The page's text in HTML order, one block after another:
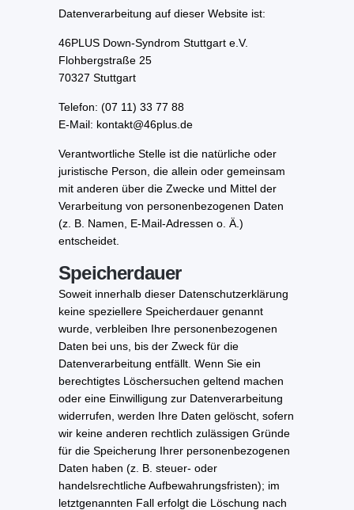
Datenverarbeitung auf dieser Website ist:
46PLUS Down-Syndrom Stuttgart e.V.
Flohbergstraße 25
70327 Stuttgart
Telefon: (07 11) 33 77 88
E-Mail: kontakt@46plus.de
Verantwortliche Stelle ist die natürliche oder
juristische Person, die allein oder gemeinsam
mit anderen über die Zwecke und Mittel der
Verarbeitung von personenbezogenen Daten
(z. B. Namen, E-Mail-Adressen o. Ä.)
entscheidet.
Speicherdauer
Soweit innerhalb dieser Datenschutzerklärung
keine speziellere Speicherdauer genannt
wurde, verbleiben Ihre personenbezogenen
Daten bei uns, bis der Zweck für die
Datenverarbeitung entfällt. Wenn Sie ein
berechtigtes Löschersuchen geltend machen
oder eine Einwilligung zur Datenverarbeitung
widerrufen, werden Ihre Daten gelöscht, sofern
wir keine anderen rechtlich zulässigen Gründe
für die Speicherung Ihrer personenbezogenen
Daten haben (z. B. steuer- oder
handelsrechtliche Aufbewahrungsfristen); im
letztgenannten Fall erfolgt die Löschung nach